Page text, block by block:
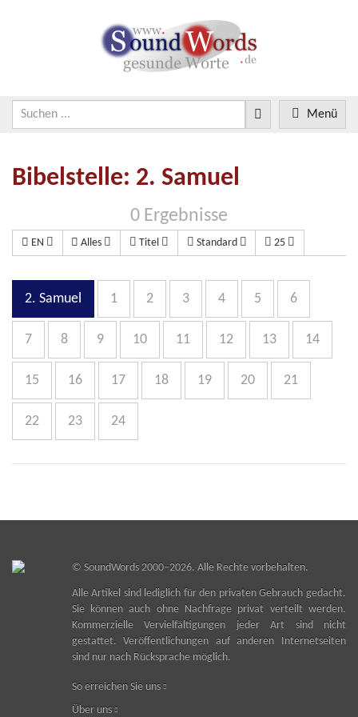
Menü
Bibelstelle: 2. Samuel
0 Ergebnisse
EN Alles Titel Standard 25
2. Samuel 1 2 3 4 5 6
7 8 9 10 11 12 13 14
15 16 17 18 19 20 21
22 23 24
© SoundWords2000–2026. Alle Rechte vorbehalten.
Alle Artikel sind lediglich für den privaten Gebrauch gedacht.
Sie können auch ohne Nachfrage privat verteilt werden.
Kommerzielle Vervielfältigungen jeder Art sind nicht
gestattet. Veröffentlichungen auf anderen Internetseiten
sind nur nach Rücksprache möglich.
So erreichen Sie uns
Über uns